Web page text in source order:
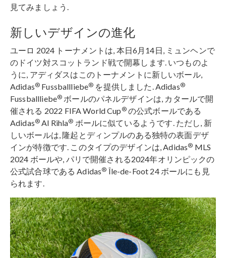
見てみましょう.
新しいデザインの進化
ユーロ 2024 トーナメントは, 本日6月14日, ミュンヘンで
のドイツ対スコットランド戦で開幕します. いつものよ
うに, アディダスはこのトーナメントに新しいボール,
Adidas® Fussballliebe® を提供しました. Adidas®
Fussballliebe® ボールのパネルデザインは, カタールで開
催される 2022 FIFA World Cup ®の公式ボールである
Adidas® Al Rihla® ボールに似ているようです. ただし, 新
しいボールは, 隆起とディンプルのある独特の表面デザ
インが特徴です. このタイプのデザインは, Adidas® MLS
2024 ボールや, パリで開催される2024年オリンピックの
公式試合球である Adidas® Île-de-Foot 24 ボールにも見
られます.